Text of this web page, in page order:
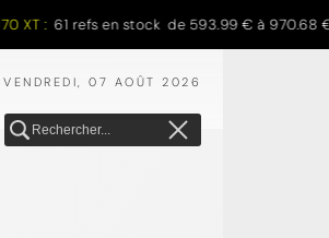
: 61 refs en stock de 593.99 € à 970.68 €
VENDREDI, 07 AOÛT 2026